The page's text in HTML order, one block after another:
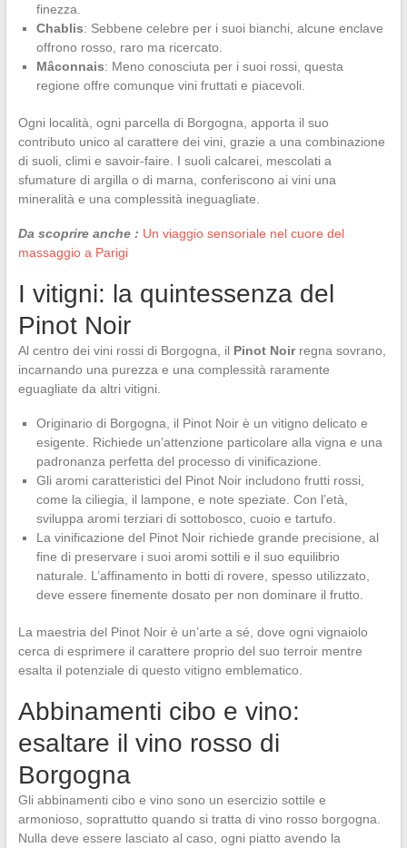
finezza.
Chablis: Sebbene celebre per i suoi bianchi, alcune enclave
offrono rosso, raro ma ricercato.
Mâconnais: Meno conosciuta per i suoi rossi, questa
regione offre comunque vini fruttati e piacevoli.
Ogni località, ogni parcella di Borgogna, apporta il suo
contributo unico al carattere dei vini, grazie a una combinazione
di suoli, climi e savoir-faire. I suoli calcarei, mescolati a
sfumature di argilla o di marna, conferiscono ai vini una
mineralità e una complessità ineguagliate.
Da scoprire anche : Un viaggio sensoriale nel cuore del
massaggio a Parigi
I vitigni: la quintessenza del
Pinot Noir
Al centro dei vini rossi di Borgogna, il Pinot Noirregna sovrano,
incarnando una purezza e una complessità raramente
eguagliate da altri vitigni.
Originario di Borgogna, il Pinot Noir è un vitigno delicato e
esigente. Richiede un’attenzione particolare alla vigna e una
padronanza perfetta del processo di vinificazione.
Gli aromi caratteristici del Pinot Noir includono frutti rossi,
come la ciliegia, il lampone, e note speziate. Con l’età,
sviluppa aromi terziari di sottobosco, cuoio e tartufo.
La vinificazione del Pinot Noir richiede grande precisione, al
fine di preservare i suoi aromi sottili e il suo equilibrio
naturale. L’affinamento in botti di rovere, spesso utilizzato,
deve essere finemente dosato per non dominare il frutto.
La maestria del Pinot Noir è un’arte a sé, dove ogni vignaiolo
cerca di esprimere il carattere proprio del suo terroir mentre
esalta il potenziale di questo vitigno emblematico.
Abbinamenti cibo e vino:
esaltare il vino rosso di
Borgogna
Gli abbinamenti cibo e vino sono un esercizio sottile e
armonioso, soprattutto quando si tratta di vino rosso borgogna.
Nulla deve essere lasciato al caso, ogni piatto avendo la